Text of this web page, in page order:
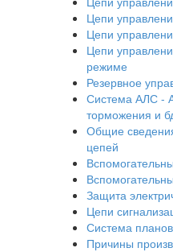
Цепи
Цепи
Цепи
режиме
Резервное
Система АЛС -
торможения и
Общие
цепей
Защита
Цепи
Система
Причины